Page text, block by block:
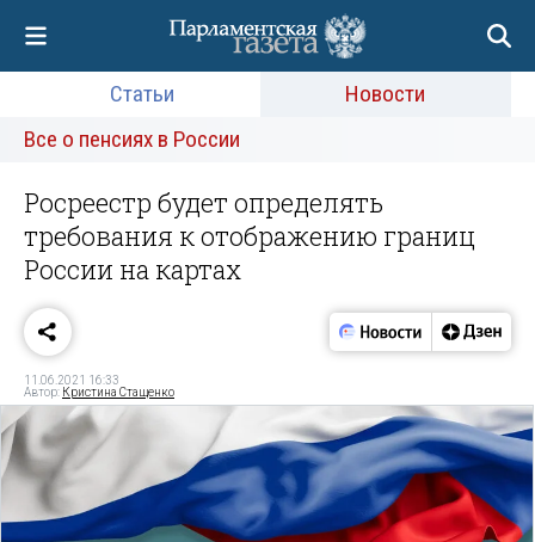
Статьи
Новости
Все о пенсиях в России
Росреестр будет определять
требования к отображению границ
России на картах
11.06.2021 16:33
Автор: Кристина Стащенко